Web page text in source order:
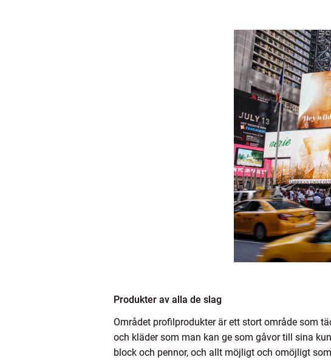
Produkter av alla de slag
Området profilprodukter är ett stort område som
och kläder som man kan ge som gåvor till sina
block och pennor, och allt möjligt och omöjligt